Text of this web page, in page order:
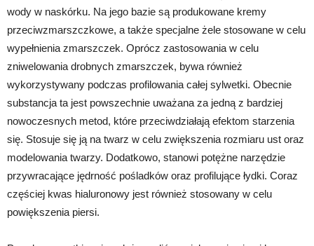
wody w naskórku. Na jego bazie są produkowane kremy
przeciwzmarszczkowe, a także specjalne żele stosowane w celu
wypełnienia zmarszczek. Oprócz zastosowania w celu
zniwelowania drobnych zmarszczek, bywa również
wykorzystywany podczas profilowania całej sylwetki. Obecnie
substancja ta jest powszechnie uważana za jedną z bardziej
nowoczesnych metod, które przeciwdziałają efektom starzenia
się. Stosuje się ją na twarz w celu zwiększenia rozmiaru ust oraz
modelowania twarzy. Dodatkowo, stanowi potężne narzędzie
przywracające jędrność pośladków oraz profilujące łydki. Coraz
częściej kwas hialuronowy jest również stosowany w celu
powiększenia piersi.